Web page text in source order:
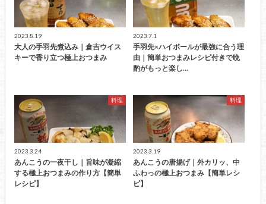
2023.8.19
大人の手羽先煮込み｜倉吉ウイス
キーで香り立つ極上おつまみ
2023.7.1
手羽先×ハイボールが最強に合う理
由｜簡単おつまみレシピ付きで晩
酌がもっと楽し…
料理
2023.3.24
あんこうの一夜干し｜旨味が凝縮
する極上おつまみの作り方【簡単
レシピ】
料理
2023.3.19
あんこうの唐揚げ｜外カリッ、中
ふわっの極上おつまみ【簡単レシ
ピ】